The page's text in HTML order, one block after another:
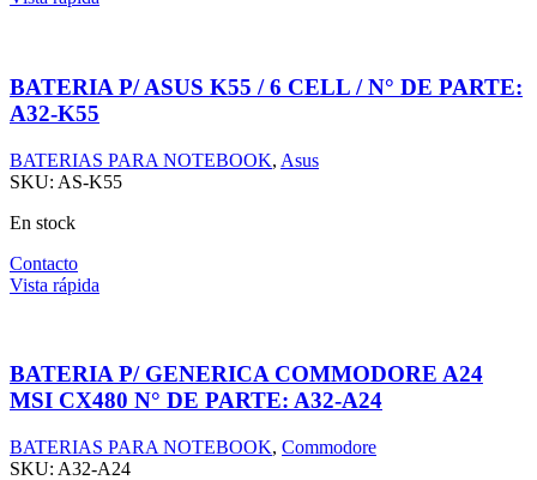
BATERIA P/ ASUS K55 / 6 CELL / N° DE PARTE:
A32-K55
BATERIAS PARA NOTEBOOK, Asus
SKU: AS-K55
En stock
Contacto
Vista rápida
BATERIA P/ GENERICA COMMODORE A24
MSI CX480 N° DE PARTE: A32-A24
BATERIAS PARA NOTEBOOK, Commodore
SKU: A32-A24